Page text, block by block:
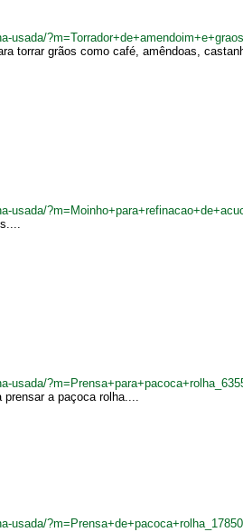
usada/
torrar grãos como café, amêndoas,
usada/
usada/
prensar a paçoca rolha....
usada/